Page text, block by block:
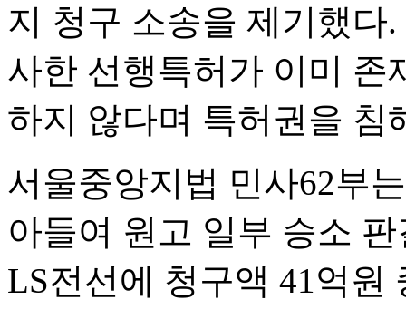
지 청구 소송을 제기했다
사한 선행특허가 이미 존
하지 않다며 특허권을 침
서울중앙지법 민사62부
아들여 원고 일부 승소
LS전선에 청구액 41억원